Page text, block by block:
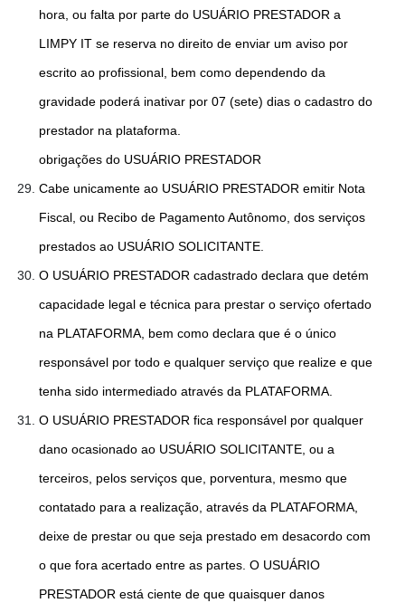
hora, ou falta por parte do USUÁRIO PRESTADOR a
LIMPY IT se reserva no direito de enviar um aviso por
escrito ao profissional, bem como dependendo da
gravidade poderá inativar por 07 (sete) dias o cadastro do
prestador na plataforma.
obrigações do USUÁRIO PRESTADOR
Cabe unicamente ao USUÁRIO PRESTADOR emitir Nota
Fiscal, ou Recibo de Pagamento Autônomo, dos serviços
prestados ao USUÁRIO SOLICITANTE.
O USUÁRIO PRESTADOR cadastrado declara que detém
capacidade legal e técnica para prestar o serviço ofertado
na PLATAFORMA, bem como declara que é o único
responsável por todo e qualquer serviço que realize e que
tenha sido intermediado através da PLATAFORMA.
O USUÁRIO PRESTADOR fica responsável por qualquer
dano ocasionado ao USUÁRIO SOLICITANTE, ou a
terceiros, pelos serviços que, porventura, mesmo que
contatado para a realização, através da PLATAFORMA,
deixe de prestar ou que seja prestado em desacordo com
o que fora acertado entre as partes. O USUÁRIO
PRESTADOR está ciente de que quaisquer danos